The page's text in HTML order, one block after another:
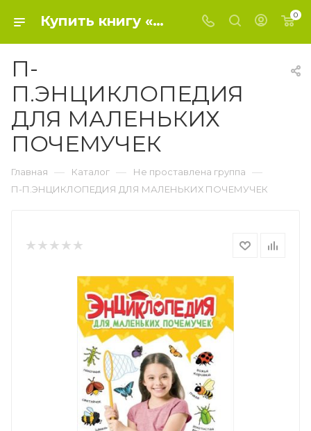
Купить книгу «П-П.ЭНЦИКЛОПЕДИЯ ДЛЯ МАЛЕНЬКИХ ПОЧЕМУЧЕК» 2023, - Не проставлена группа 0
П-
П.ЭНЦИКЛОПЕДИЯ
ДЛЯ МАЛЕНЬКИХ
ПОЧЕМУЧЕК
Главная — Каталог — Не проставлена группа —
П-П.ЭНЦИКЛОПЕДИЯ ДЛЯ МАЛЕНЬКИХ ПОЧЕМУЧЕК